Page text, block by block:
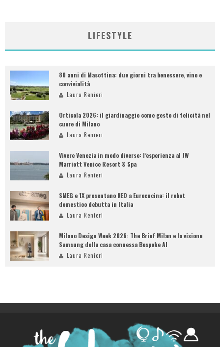
LIFESTYLE
80 anni di Masottina: due giorni tra benessere, vino e
convivialità
Laura Renieri
Orticola 2026: il giardinaggio come gesto di felicità nel
cuore di Milano
Laura Renieri
Vivere Venezia in modo diverso: l’esperienza al JW
Marriott Venice Resort & Spa
Laura Renieri
SMEG e 1X presentano NEO a Eurocucina: il robot
domestico debutta in Italia
Laura Renieri
Milano Design Week 2026: The Brief Milan e la visione
Samsung della casa connessa Bespoke AI
Laura Renieri